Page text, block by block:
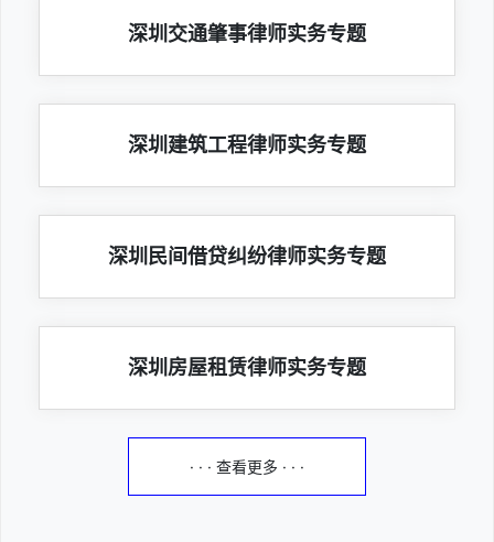
深圳交通肇事律师实务专题
深圳建筑工程律师实务专题
深圳民间借贷纠纷律师实务专题
深圳房屋租赁律师实务专题
· · · 查看更多 · · ·